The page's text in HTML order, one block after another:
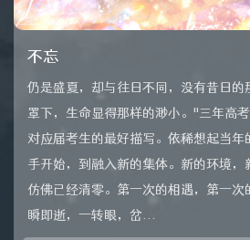
不忘
仍是盛夏，却与往日不同，没有昔日的
罩下，生命显得那样的渺小。"三年高
对应届考生的最好描写。依稀想起当年
手开始，到融入新的集体。新的环境，
仿佛已经清零。第一次的相遇，第一
瞬即逝，一转眼，岔...